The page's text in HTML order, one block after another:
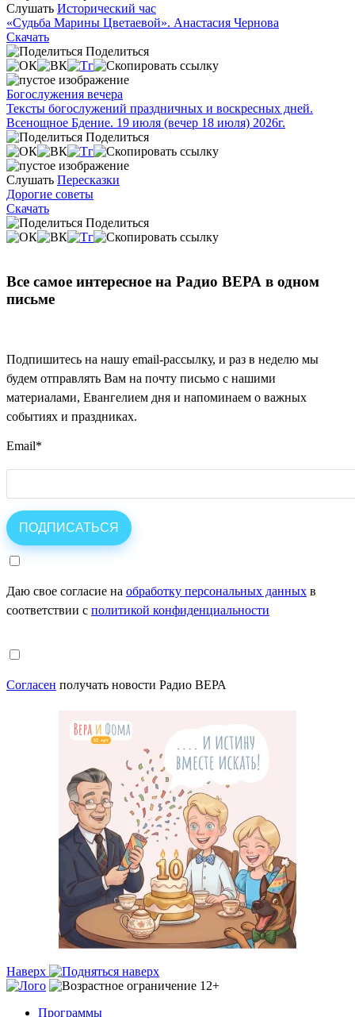
Слушать Исторический час
«Судьба Марины Цветаевой». Анастасия Чернова
Скачать
Поделиться
Богослужения вечера
Тексты богослужений праздничных и воскресных дней.
Всенощное Бдение. 19 июля (вечер 18 июля) 2026г.
Поделиться
Слушать Пересказки
Дорогие советы
Скачать
Поделиться
Все самое интересное на Радио ВЕРА в одном
письме
Подпишитесь на нашу email-рассылку, и раз в неделю мы
будем отправлять Вам на почту письмо с нашими
материалами, Евангелием дня и напоминаем о важных
событиях и праздниках.
Email*
Даю свое согласие на обработку персональных данных в
соответствии с политикой конфиденциальности
Согласен получать новости Радио ВЕРА
Наверх
Программы